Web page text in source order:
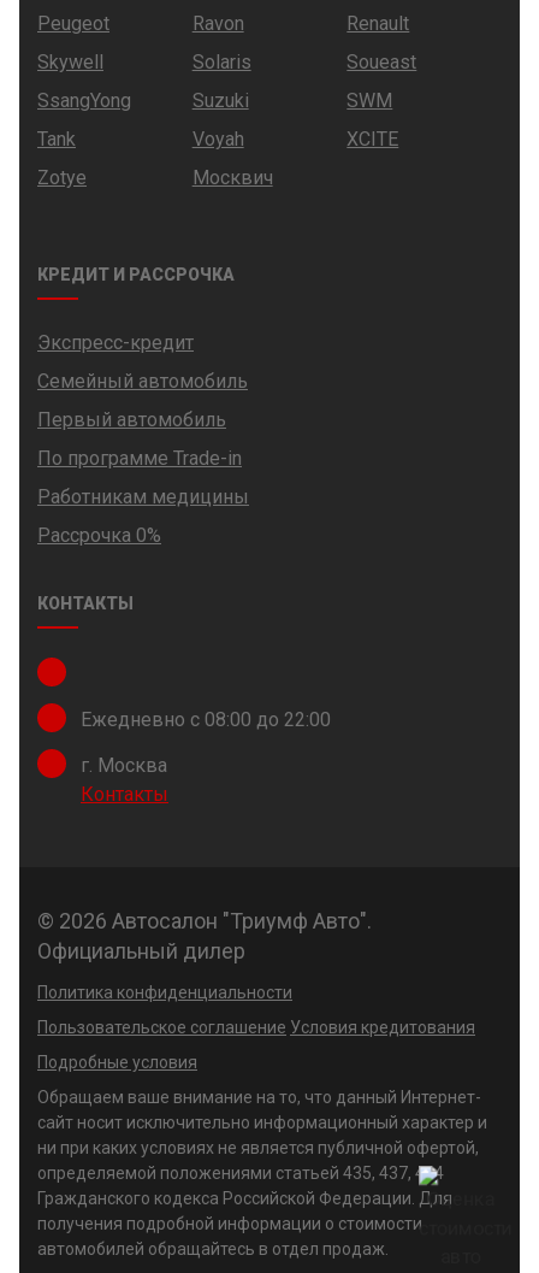
Peugeot
Ravon
Renault
Skywell
Solaris
Soueast
SsangYong
Suzuki
SWM
Tank
Voyah
XCITE
Zotye
Москвич
КРЕДИТ И РАССРОЧКА
Экспресс-кредит
Семейный автомобиль
Первый автомобиль
По программе Trade-in
Работникам медицины
Рассрочка 0%
КОНТАКТЫ
Ежедневно с 08:00 до 22:00
г. Москва
Контакты
© 2026 Автосалон "Триумф Авто".
Официальный дилер
Политика конфиденциальности
Пользовательское соглашение Условия кредитования
Подробные условия
Обращаем ваше внимание на то, что данный Интернет-
сайт носит исключительно информационный характер и
ни при каких условиях не является публичной офертой,
определяемой положениями статьей 435, 437, 494
Гражданского кодекса Российской Федерации. Для
получения подробной информации о стоимости
автомобилей обращайтесь в отдел продаж.